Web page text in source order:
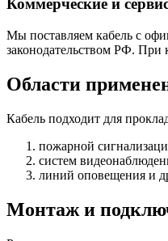
Коммерческие и
Мы поставляем кабель с
законодательством РФ. При
Области
Кабель подходит для
пожарной
систем
линий оповещения и
Монтаж и